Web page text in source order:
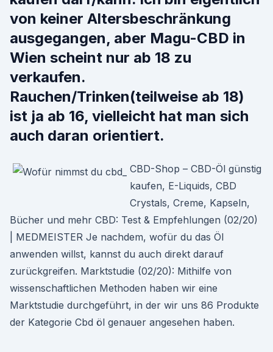
von keiner Altersbeschränkung
ausgegangen, aber Magu-CBD in
Wien scheint nur ab 18 zu
verkaufen.
Rauchen/Trinken(teilweise ab 18)
ist ja ab 16, vielleicht hat man sich
auch daran orientiert.
CBD-Shop – CBD-Öl günstig
kaufen, E-Liquids, CBD
Crystals, Creme, Kapseln,
Bücher und mehr CBD: Test & Empfehlungen (02/20)
| MEDMEISTER Je nachdem, wofür du das Öl
anwenden willst, kannst du auch direkt darauf
zurückgreifen. Marktstudie (02/20): Mithilfe von
wissenschaftlichen Methoden haben wir eine
Marktstudie durchgeführt, in der wir uns 86 Produkte
der Kategorie Cbd öl genauer angesehen haben.